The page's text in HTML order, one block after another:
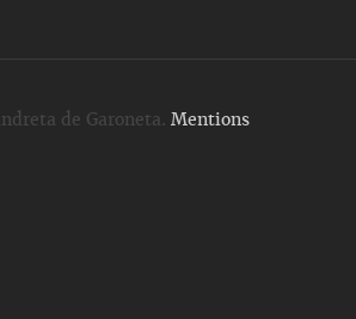
de Garoneta. Mentions